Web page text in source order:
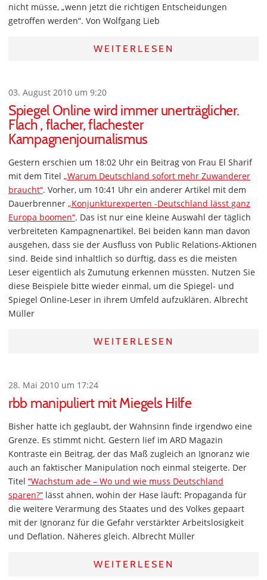
nicht müsse, „wenn jetzt die richtigen Entscheidungen
getroffen werden“. Von Wolfgang Lieb
WEITERLESEN
03. August 2010 um 9:20
Spiegel Online wird immer unerträglicher.
Flach , flacher, flachester
Kampagnenjournalismus
Gestern erschien um 18:02 Uhr ein Beitrag von Frau El Sharif
mit dem Titel „Warum Deutschland sofort mehr Zuwanderer
braucht“. Vorher, um 10:41 Uhr ein anderer Artikel mit dem
Dauerbrenner „Konjunkturexperten -Deutschland lässt ganz
Europa boomen“. Das ist nur eine kleine Auswahl der täglich
verbreiteten Kampagnenartikel. Bei beiden kann man davon
ausgehen, dass sie der Ausfluss von Public Relations-Aktionen
sind. Beide sind inhaltlich so dürftig, dass es die meisten
Leser eigentlich als Zumutung erkennen müssten. Nutzen Sie
diese Beispiele bitte wieder einmal, um die Spiegel- und
Spiegel Online-Leser in ihrem Umfeld aufzuklären. Albrecht
Müller
WEITERLESEN
28. Mai 2010 um 17:24
rbb manipuliert mit Miegels Hilfe
Bisher hatte ich geglaubt, der Wahnsinn finde irgendwo eine
Grenze. Es stimmt nicht. Gestern lief im ARD Magazin
Kontraste ein Beitrag, der das Maß zugleich an Ignoranz wie
auch an faktischer Manipulation noch einmal steigerte. Der
Titel “Wachstum ade – Wo und wie muss Deutschland
sparen?” lässt ahnen, wohin der Hase läuft: Propaganda für
die weitere Verarmung des Staates und des Volkes gepaart
mit der Ignoranz für die Gefahr verstärkter Arbeitslosigkeit
und Deflation. Näheres gleich. Albrecht Müller
WEITERLESEN